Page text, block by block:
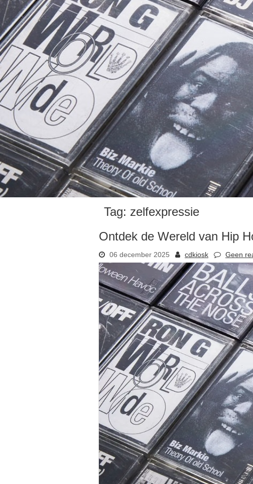
Tag: zelfexpressie
Ontdek de Wereld van Hip
06 december 2025 cdkiosk Geen